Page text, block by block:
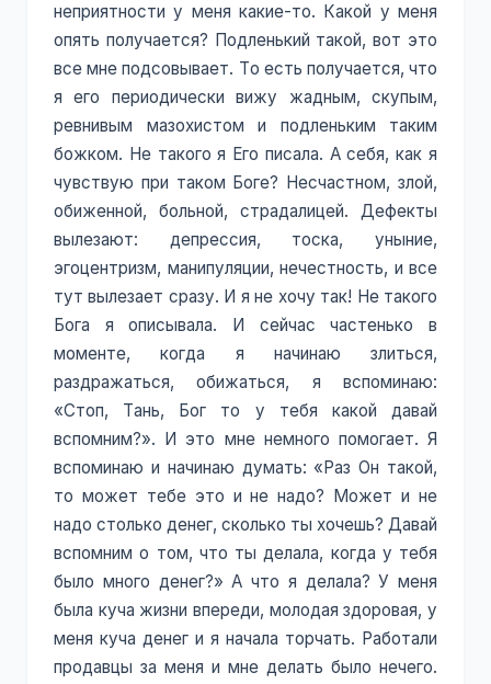
неприятности у меня какие-то. Какой у меня
опять получается? Подленький такой, вот это
все мне подсовывает. То есть получается, что
я его периодически вижу жадным, скупым,
ревнивым мазохистом и подленьким таким
божком. Не такого я Его писала. А себя, как я
чувствую при таком Боге? Несчастном, злой,
обиженной, больной, страдалицей. Дефекты
вылезают: депрессия, тоска, уныние,
эгоцентризм, манипуляции, нечестность, и все
тут вылезает сразу. И я не хочу так! Не такого
Бога я описывала. И сейчас частенько в
моменте, когда я начинаю злиться,
раздражаться, обижаться, я вспоминаю:
«Стоп, Тань, Бог то у тебя какой давай
вспомним?». И это мне немного помогает. Я
вспоминаю и начинаю думать: «Раз Он такой,
то может тебе это и не надо? Может и не
надо столько денег, сколько ты хочешь? Давай
вспомним о том, что ты делала, когда у тебя
было много денег?» А что я делала? У меня
была куча жизни впереди, молодая здоровая, у
меня куча денег и я начала торчать. Работали
продавцы за меня и мне делать было нечего.